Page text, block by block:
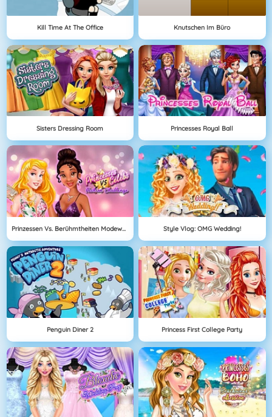
Kill Time At The Office Knutschen Im Büro
Sisters Dressing Room Princesses Royal Ball
Prinzessen Vs. Berühmtheiten Modewettbewerb Style Vlog: OMG Wedding!
Penguin Diner 2 Princess First College Party